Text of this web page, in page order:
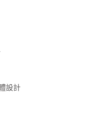
）│Weronika Rafa（英國）
& Hyungjae Kim（韓國）
Taiki（日本）
（德國）│Han Mano（韓
Dumbar（荷蘭）
Bardi（西班牙）│兩
（秘魯）│Franca
設計